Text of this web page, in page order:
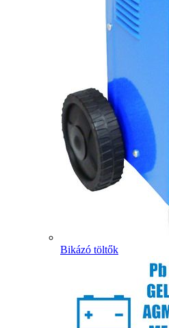
Bikázó töltők